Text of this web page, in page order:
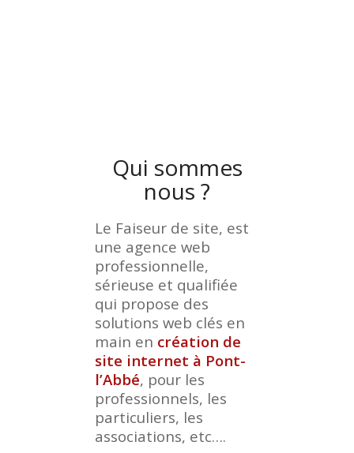
Qui sommes
nous ?
Le Faiseur de site, est
une agence web
professionnelle,
sérieuse et qualifiée
qui propose des
solutions web clés en
main en création de
site internet à Pont-
l’Abbé, pour les
professionnels, les
particuliers, les
associations, etc….